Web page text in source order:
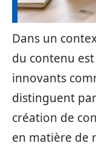
Dans un
du contenu
innovants
distinguent
création de
en matière de